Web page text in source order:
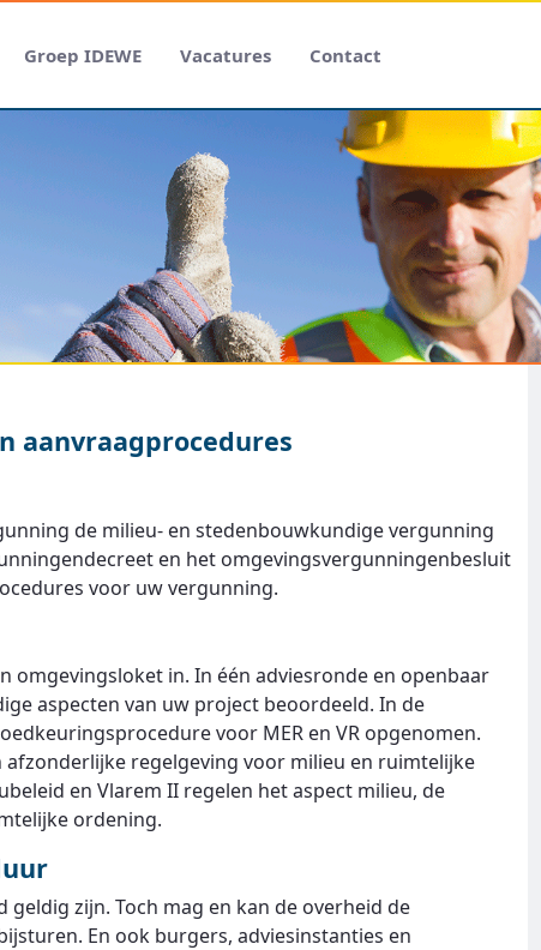
Groep IDEWE Vacatures Contact
aanvraagprocedures
de milieu- en stedenbouwkundige vergunning
en het omgevingsvergunningenbesluit
voor uw vergunning.
omgevingsloket in. In één adviesronde en openbaar
aspecten van uw project beoordeeld. In de
voor MER en VR opgenomen.
regelgeving voor milieu en ruimtelijke
en Vlarem II regelen het aspect milieu, de
ordening.
zijn. Toch mag en kan de overheid de
En ook burgers, adviesinstanties en